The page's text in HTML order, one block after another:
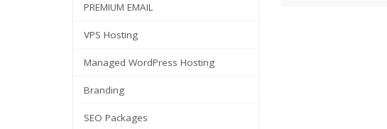
PREMIUM EMAIL
VPS Hosting
Managed WordPress Hosting
Branding
SEO Packages